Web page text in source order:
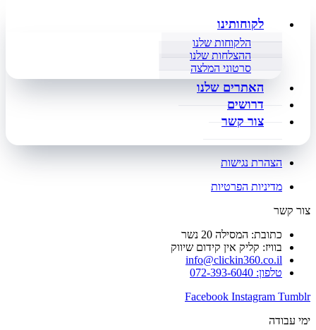
לקוחותינו
הלקוחות שלנו
ההצלחות שלנו
סרטוני המלצה
האתרים שלנו
דרושים
צור קשר
הצהרת נגישות
מדיניות הפרטיות
צור קשר
כתובת: המסילה 20 נשר
בוויז: קליק אין קידום שיווק
info@clickin360.co.il
טלפון: 072-393-6040
Facebook Instagram Tumblr
ימי עבודה